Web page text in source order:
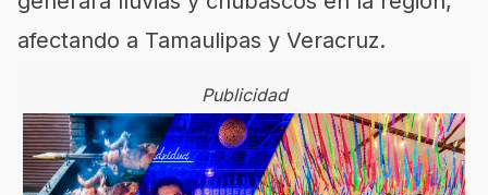
afectando a Tamaulipas y Veracruz.
Publicidad